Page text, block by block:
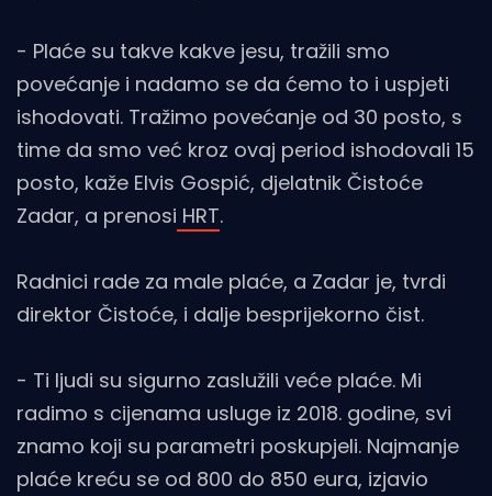
- Plaće su takve kakve jesu, tražili smo
povećanje i nadamo se da ćemo to i uspjeti
ishodovati. Tražimo povećanje od 30 posto, s
time da smo već kroz ovaj period ishodovali 15
posto, kaže Elvis Gospić, djelatnik Čistoće
Zadar, a prenosi HRT.
Radnici rade za male plaće, a Zadar je, tvrdi
direktor Čistoće, i dalje besprijekorno čist.
- Ti ljudi su sigurno zaslužili veće plaće. Mi
radimo s cijenama usluge iz 2018. godine, svi
znamo koji su parametri poskupjeli. Najmanje
plaće kreću se od 800 do 850 eura, izjavio